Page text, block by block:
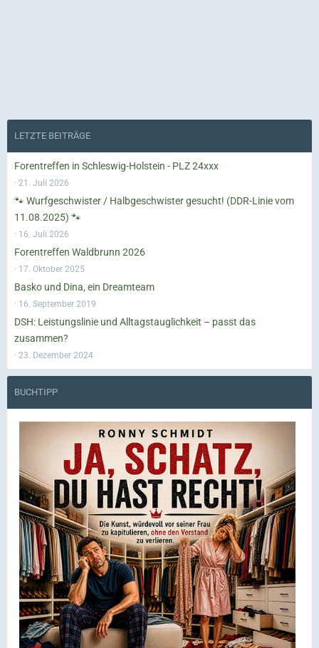
LETZTE BEITRÄGE
Forentreffen in Schleswig-Holstein - PLZ 24xxx
21. Juli 2026
🐾 Wurfgeschwister / Halbgeschwister gesucht! (DDR-Linie vom
11.08.2025) 🐾
16. Juli 2026
Forentreffen Waldbrunn 2026
17. Oktober 2025
Basko und Dina, ein Dreamteam
16. September 2019
DSH: Leistungslinie und Alltagstauglichkeit – passt das
zusammen?
23. Dezember 2024
BUCHTIPP